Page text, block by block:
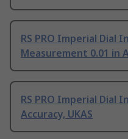
RS PRO Imperial Dial
Measurement 0.01 in
RS PRO Imperial Dial
Accuracy, UKAS